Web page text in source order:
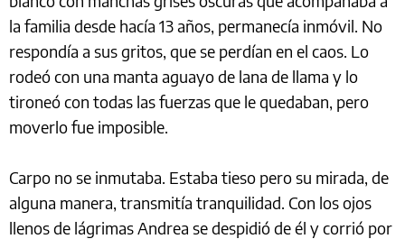
la familia desde hacía 13 años, permanecía inmóvil. No
respondía a sus gritos, que se perdían en el caos. Lo
rodeó con una manta aguayo de lana de llama y lo
tironeó con todas las fuerzas que le quedaban, pero
moverlo fue imposible.
Carpo no se inmutaba. Estaba tieso pero su mirada, de
alguna manera, transmitía tranquilidad. Con los ojos
llenos de lágrimas Andrea se despidió de él y corrió por